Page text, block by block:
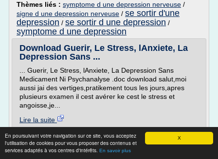
X
En poursuivant votre navigation sur ce site, vous acceptez
l'utilisation de cookies pour vous proposer des contenus et
services adaptés à vos centres d'intérêts. En savoir plus
Thèmes liés : symptome d une depression nerveuse /
signe d une depression nerveuse / se sortir d'une
depression / se sortir d une depression /
symptome d une depression
Download Guerir, Le Stress, lAnxiete, La
Depression Sans ...
... Guerir, Le Stress, lAnxiete, La Depression Sans
Medicament Ni Psychanalyse .doc download salut,moi
aussi jai des vertiges,pratikement tous les jours,apres
plusieurs examen il cest avérer ke cest le stress et
angoisse,je...
Lire la suite
Site :http://pacadmm.org
Thèmes liés :guerir le stress l'anxiete et la depression